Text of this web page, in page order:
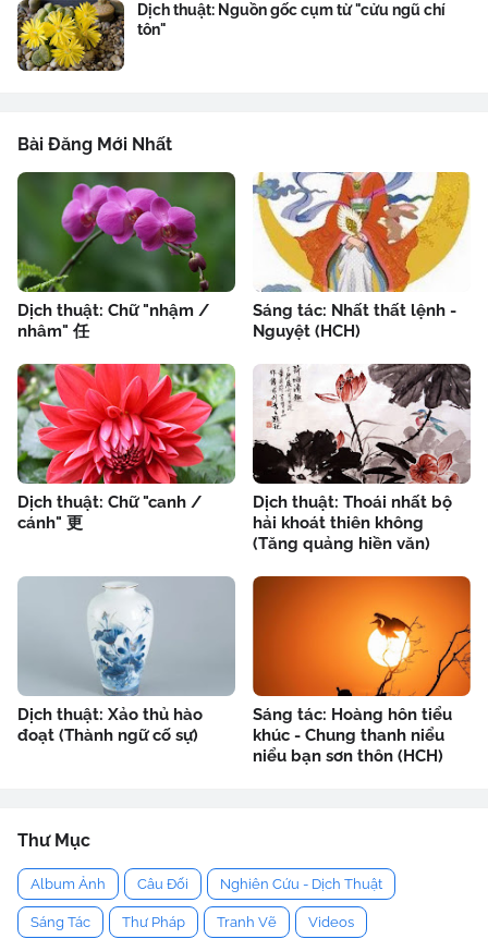
Dịch thuật: Nguồn gốc cụm từ "cửu ngũ chí
tôn"
Bài Đăng Mới Nhất
Dịch thuật: Chữ "nhậm /
nhâm" 任
Sáng tác: Nhất thất lệnh -
Nguyệt (HCH)
Dịch thuật: Chữ "canh /
cánh" 更
Dịch thuật: Thoái nhất bộ
hải khoát thiên không
(Tăng quảng hiền văn)
Dịch thuật: Xảo thủ hào
đoạt (Thành ngữ cố sự)
Sáng tác: Hoàng hôn tiểu
khúc - Chung thanh niểu
niểu bạn sơn thôn (HCH)
Thư Mục
Album Ảnh Câu Đối Nghiên Cứu - Dịch Thuật
Sáng Tác Thư Pháp Tranh Vẽ Videos